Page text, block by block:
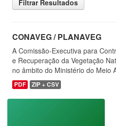
Filtrar Resultados
CONAVEG / PLANAVEG
A Comissão-Executiva para
e Recuperação da Vegetação
no âmbito do Ministério do Meio
PDF ZIP + CSV